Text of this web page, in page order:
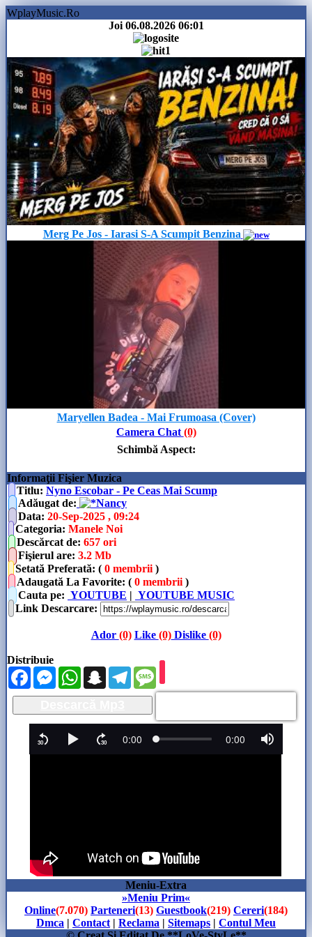
WplayMusic.Ro
Joi 06.08.2026 06:01
Merg Pe Jos - Iarasi S-A Scumpit Benzina
Maryellen Badea - Mai Frumoasa (Cover)
Camera Chat (0)
Schimbă Aspect:
Informaţii Fişier Muzica
Titlu: Nyno Escobar - Pe Ceas Mai Scump
Adăugat de:
Nancy
Data: 20-Sep-2025 , 09:24
Categoria: Manele Noi
Descărcat de: 657 ori
Fişierul are: 3.2 Mb
Setată Preferată: ( 0 membrii )
Adaugată La Favorite: ( 0 membrii )
Cauta pe: YOUTUBE | YOUTUBE MUSIC
Link Descarcare:
Ador (0) Like (0)Dislike (0)
Distribuie
FacebookMessengerWhatsAppSnapchatTelegram
Meniu-Extra
»Meniu Prim«
Online(7.070) Parteneri(13) Guestbook(219) Cereri(184)
Dmca | Contact | Reclama | Sitemaps | Contul Meu